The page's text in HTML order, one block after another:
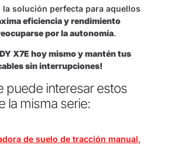
la solución perfecta para aquellos
eficiencia y rendimiento
por la autonomía.
X7E hoy mismo y mantén tus
sin interrupciones!
puede interesar estos
la misma serie:
de suelo de tracción manual,